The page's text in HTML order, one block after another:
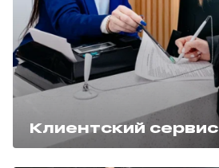
Клиентский сервис